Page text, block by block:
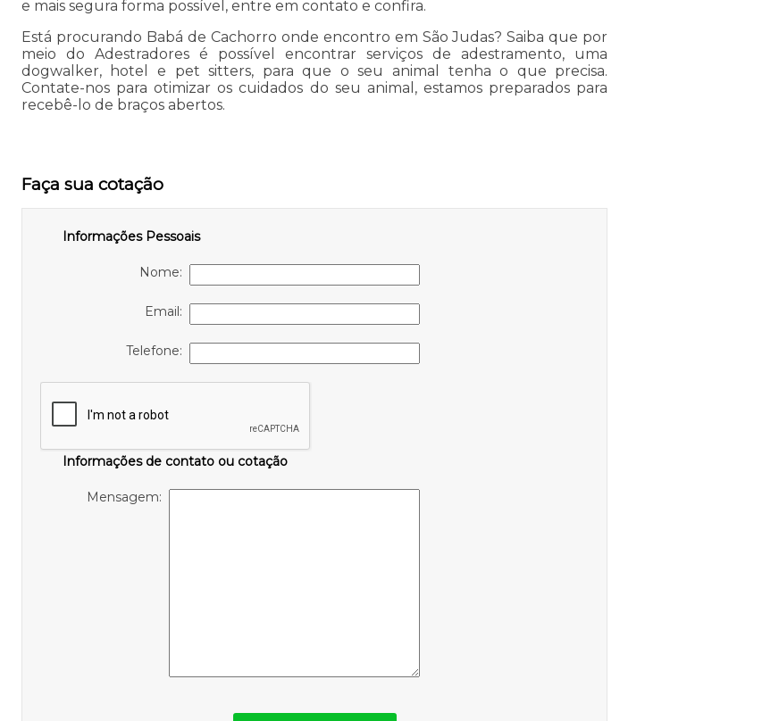
e mais segura forma possível, entre em contato e confira.
Está procurando Babá de Cachorro onde encontro em São Judas? Saiba que por
meio do Adestradores é possível encontrar serviços de adestramento, uma
dogwalker, hotel e pet sitters, para que o seu animal tenha o que precisa.
Contate-nos para otimizar os cuidados do seu animal, estamos preparados para
recebê-lo de braços abertos.
Faça sua cotação
Informações Pessoais
Nome:
Email:
Telefone:
Informações de contato ou cotação
Mensagem: